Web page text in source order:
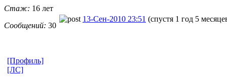
Стаж: 16 лет
Сообщений: 30
13-Сен-2010 23:51 (спустя 1 год 5
[Профиль]
[ЛС]